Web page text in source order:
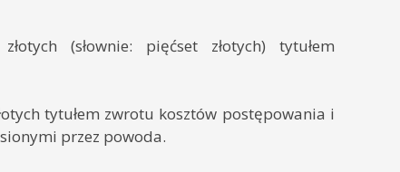
(słownie: pięćset złotych) tytułem
tytułem zwrotu kosztów postępowania i
przez powoda.